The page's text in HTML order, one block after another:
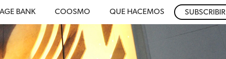
BANK COOSMO QUE HACEMOS SUBSCRIBIR